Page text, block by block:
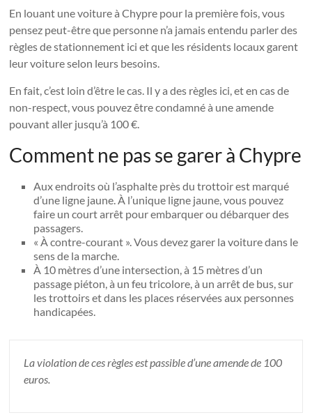
En louant une voiture à Chypre pour la première fois, vous
pensez peut-être que personne n’a jamais entendu parler des
règles de stationnement ici et que les résidents locaux garent
leur voiture selon leurs besoins.
En fait, c’est loin d’être le cas. Il y a des règles ici, et en cas de
non-respect, vous pouvez être condamné à une amende
pouvant aller jusqu’à 100 €.
Comment ne pas se garer à Chypre
Aux endroits où l’asphalte près du trottoir est marqué
d’une ligne jaune. À l’unique ligne jaune, vous pouvez
faire un court arrêt pour embarquer ou débarquer des
passagers.
« À contre-courant ». Vous devez garer la voiture dans le
sens de la marche.
À 10 mètres d’une intersection, à 15 mètres d’un
passage piéton, à un feu tricolore, à un arrêt de bus, sur
les trottoirs et dans les places réservées aux personnes
handicapées.
La violation de ces règles est passible d’une amende de 100
euros.